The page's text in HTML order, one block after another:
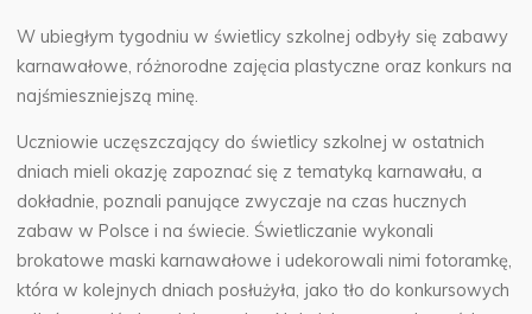
W ubiegłym tygodniu w świetlicy szkolnej odbyły się zabawy
karnawałowe, różnorodne zajęcia plastyczne oraz konkurs na
najśmieszniejszą minę.
Uczniowie uczęszczający do świetlicy szkolnej w ostatnich
dniach mieli okazję zapoznać się z tematyką karnawału, a
dokładnie, poznali panujące zwyczaje na czas hucznych
zabaw w Polsce i na świecie. Świetliczanie wykonali
brokatowe maski karnawałowe i udekorowali nimi fotoramkę,
która w kolejnych dniach posłużyła, jako tło do konkursowych